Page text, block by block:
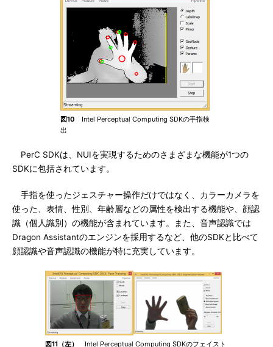
図10 Intel Perceptual Computing SDKの手指検
出
PerC SDKは、NUIを実現するためのさまざまな機能が1つの
SDKに包括されています。
手指を使ったジェスチャー操作だけではなく、カラーカメラを
使った、表情、性別、年齢層などの属性を検出する機能や、顔認
識（個人識別）の機能が含まれています。また、音声認識では
Dragon Assistantのエンジンを採用するなど、他のSDKと比べて
顔認識や音声認識の機能が特に充実しています。
図11（左）
Intel Perceptual Computing SDKのフェイスト